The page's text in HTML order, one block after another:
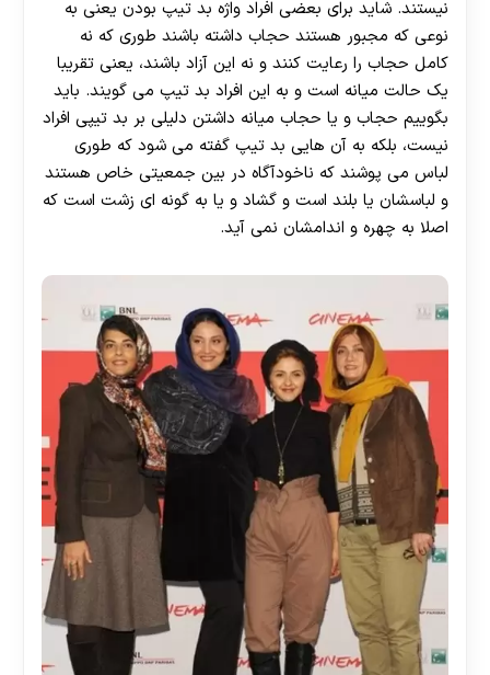
نیستند. شاید برای بعضی افراد واژه بد تیپ بودن یعنی به
نوعی که مجبور هستند حجاب داشته باشند طوری که نه
کامل حجاب را رعایت کنند و نه این آزاد باشند، یعنی تقریبا
یک حالت میانه است و به این افراد بد تیپ می گویند. باید
بگوییم حجاب و یا حجاب میانه داشتن دلیلی بر بد تیپی افراد
نیست، بلکه به آن هایی بد تیپ گفته می شود که طوری
لباس می پوشند که ناخودآگاه در بین جمعیتی خاص هستند
و لباسشان یا بلند است و گشاد و یا به گونه ای زشت است که
اصلا به چهره و اندامشان نمی آید.